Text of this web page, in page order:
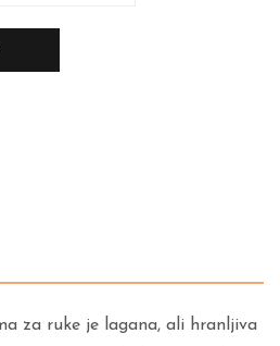
za ruke je lagana, ali hranljiva